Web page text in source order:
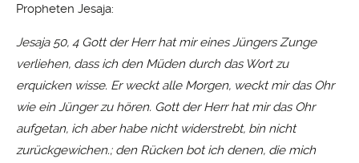
Propheten Jesaja:
Jesaja 50, 4 Gott der Herr hat mir eines Jüngers Zunge
verliehen, dass ich den Müden durch das Wort zu
erquicken wisse. Er weckt alle Morgen, weckt mir das Ohr
wie ein Jünger zu hören. Gott der Herr hat mir das Ohr
aufgetan, ich aber habe nicht widerstrebt, bin nicht
zurückgewichen.; den Rücken bot ich denen, die mich